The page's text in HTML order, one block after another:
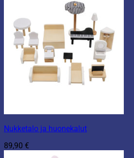
Nukketalo ja huonekalut
89,90 €